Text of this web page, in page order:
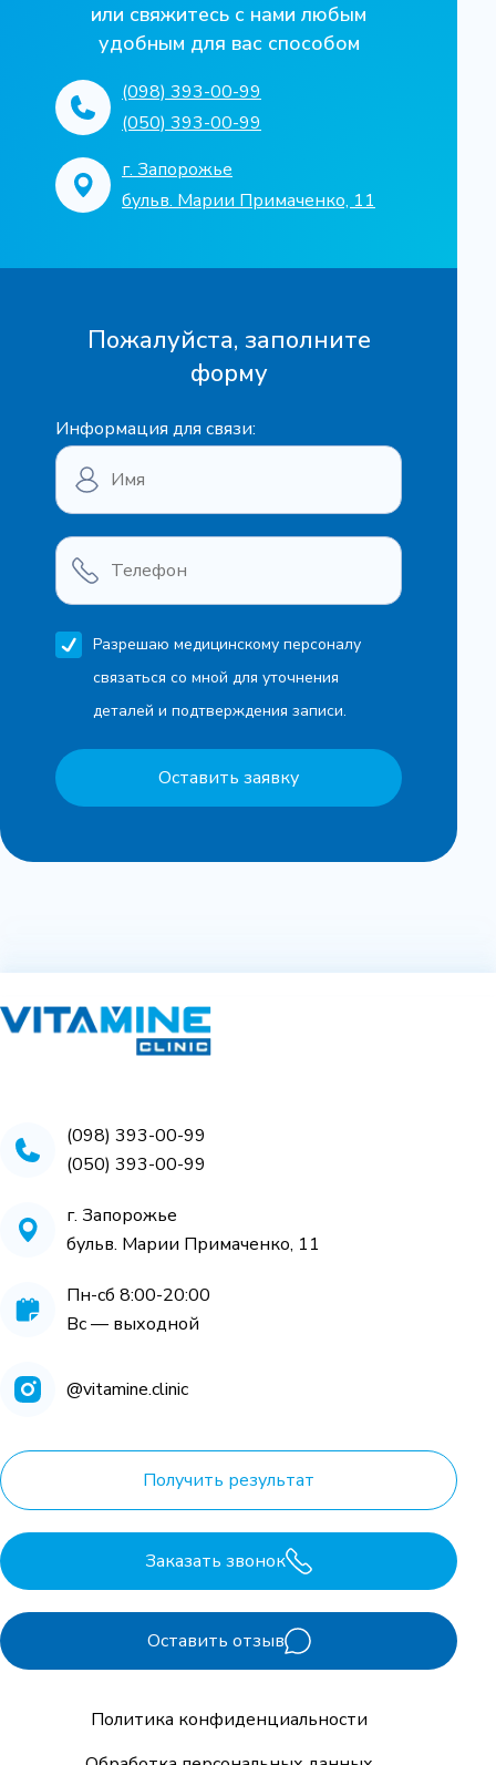
или свяжитесь с нами любым
удобным для вас способом
(098) 393-00-99
(050) 393-00-99
г. Запорожье
бульв. Марии Примаченко, 11
Пожалуйста, заполните
форму
Информация для связи:
Разрешаю медицинскому персоналу
связаться со мной для уточнения
деталей и подтверждения записи.
Оставить заявку
(098) 393-00-99
(050) 393-00-99
г. Запорожье
бульв. Марии Примаченко, 11
Пн-сб 8:00-20:00
Вс — выходной
@vitamine.clinic
Получить результат
Заказать звонок
Оставить отзыв
Политика конфиденциальности